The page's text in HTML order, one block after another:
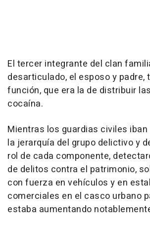
El tercer integrante del clan
desarticulado, el esposo y padre,
función, que era la de distribuir
cocaína.
Mientras los guardias civiles
la jerarquía del grupo delictivo y
rol de cada componente,
de delitos contra el patrimonio,
con fuerza en vehículos y en
comerciales en el casco urbano
estaba aumentando